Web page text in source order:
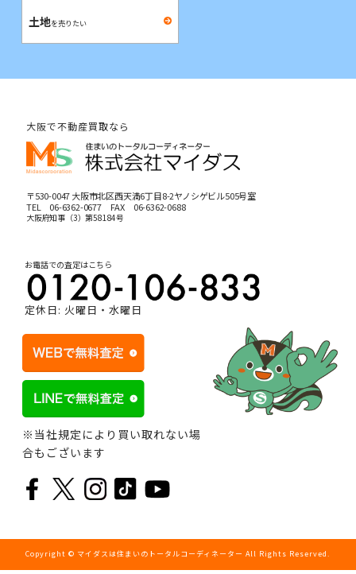
土地を売りたい
大阪で不動産買取なら
〒530-0047 大阪市北区西天満6丁目8-2ヤノシゲビル505号室
TEL 06-6362-0677FAX 06-6362-0688
大阪府知事（3）第58184号
お電話での査定はこちら
定休日: 火曜日・水曜日
※当社規定により買い取れない場
合もございます
Copyright © マイダスは住まいのトータルコーディネーター All Rights Reserved.